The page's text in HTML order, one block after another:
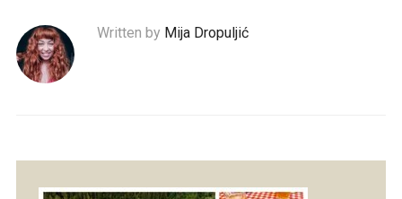
Written by Mija Dropuljić